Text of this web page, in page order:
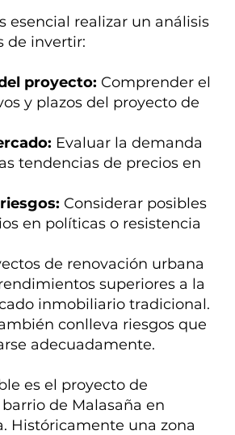
esencial realizar un análisis
de invertir:
proyecto: Comprender el
y plazos del proyecto de
Evaluar la demanda
tendencias de precios en
Considerar posibles
en políticas o resistencia
de renovación urbana
superiores a la
inmobiliario tradicional.
conlleva riesgos que
adecuadamente.
es el proyecto de
de Malasaña en
Históricamente una zona